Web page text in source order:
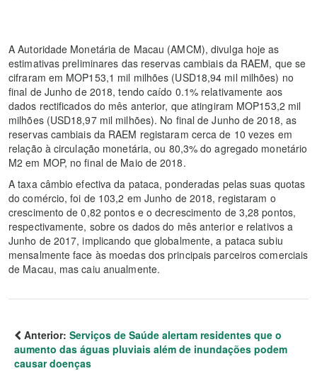
A Autoridade Monetária de Macau (AMCM), divulga hoje as
estimativas preliminares das reservas cambiais da RAEM, que se
cifraram em MOP153,1 mil milhões (USD18,94 mil milhões) no
final de Junho de 2018, tendo caído 0.1% relativamente aos
dados rectificados do mês anterior, que atingiram MOP153,2 mil
milhões (USD18,97 mil milhões). No final de Junho de 2018, as
reservas cambiais da RAEM registaram cerca de 10 vezes em
relação à circulação monetária, ou 80,3% do agregado monetário
M2 em MOP, no final de Maio de 2018.
A taxa câmbio efectiva da pataca, ponderadas pelas suas quotas
do comércio, foi de 103,2 em Junho de 2018, registaram o
crescimento de 0,82 pontos e o decrescimento de 3,28 pontos,
respectivamente, sobre os dados do mês anterior e relativos a
Junho de 2017, implicando que globalmente, a pataca subiu
mensalmente face às moedas dos principais parceiros comerciais
de Macau, mas caiu anualmente.
Anterior: Serviços de Saúde alertam residentes que o
aumento das águas pluviais além de inundações podem
causar doenças